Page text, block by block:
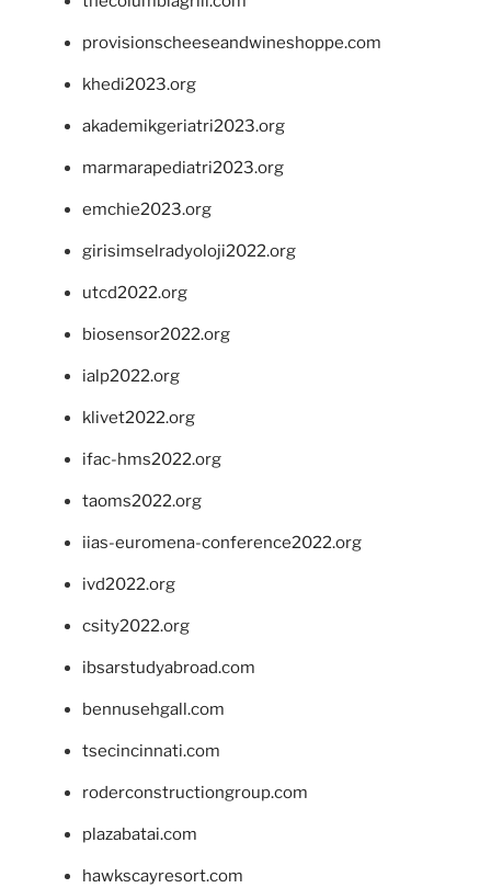
provisionscheeseandwineshoppe.com
khedi2023.org
akademikgeriatri2023.org
marmarapediatri2023.org
emchie2023.org
girisimselradyoloji2022.org
utcd2022.org
biosensor2022.org
ialp2022.org
klivet2022.org
ifac-hms2022.org
taoms2022.org
iias-euromena-conference2022.org
ivd2022.org
csity2022.org
ibsarstudyabroad.com
bennusehgall.com
tsecincinnati.com
roderconstructiongroup.com
plazabatai.com
hawkscayresort.com